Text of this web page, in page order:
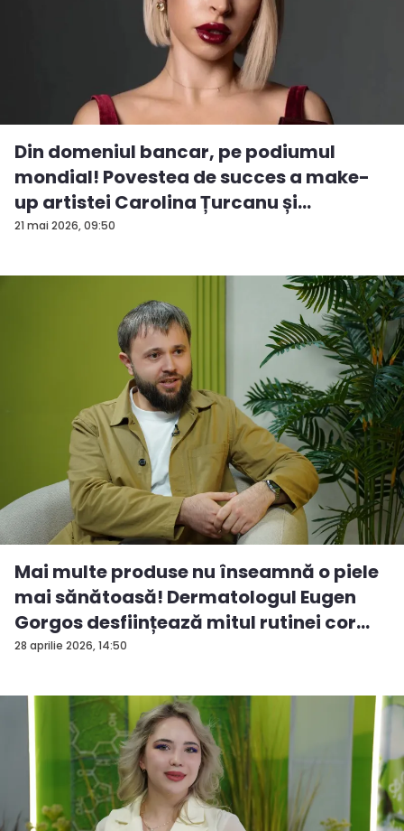
21 mai 2026, 09:50
Din domeniul bancar, pe podiumul
mondial! Povestea de succes a make-
up artistei Carolina Țurcanu și
tendințe...
28 aprilie 2026, 14:50
Mai multe produse nu înseamnă o piele
mai sănătoasă! Dermatologul Eugen
Gorgos desființează mitul rutinei cor...